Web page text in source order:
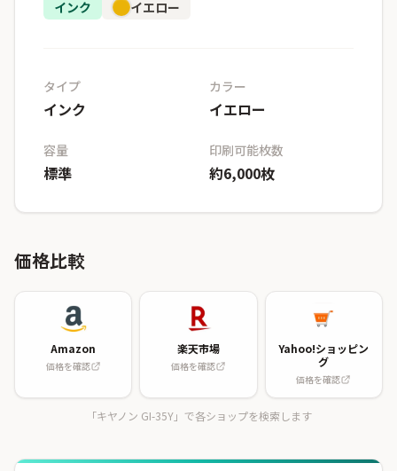
インク イエロー
タイプ
インク
カラー
イエロー
容量
標準
印刷可能枚数
約6,000枚
価格比較
Amazon
価格を確認
楽天市場
価格を確認
Yahoo!ショッピン
グ
価格を確認
「キヤノン GI-35Y」で各ショップを検索します